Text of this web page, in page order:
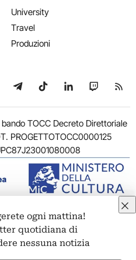
University
Travel
Produzioni
YouTube
su WhatsApp
Seguici su Telegram
Seguici su TikTok
Seguici su
Seguici
TOCC Decreto Direttoriale
PROGETTOTOCC0000125
Vittorio Emanuele II, 287 –
dei dati personali
ogni mattina!
quotidiana di
nessuna notizia